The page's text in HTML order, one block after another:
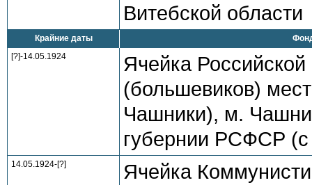
Витебской области
Крайние даты
[?]-14.05.1924
Ячейка
(большевиков)
Чашники), м.
губернии РСФСР
14.05.1924-[?]
Ячейка